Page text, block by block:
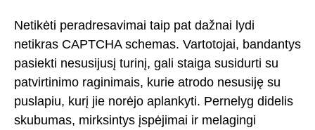
Netikėti peradresavimai taip pat dažnai lydi
netikras CAPTCHA schemas. Vartotojai, bandantys
pasiekti nesusijusį turinį, gali staiga susidurti su
patvirtinimo raginimais, kurie atrodo nesusiję su
puslapiu, kurį jie norėjo aplankyti. Pernelyg didelis
skubumas, mirksintys įspėjimai ir melagingi